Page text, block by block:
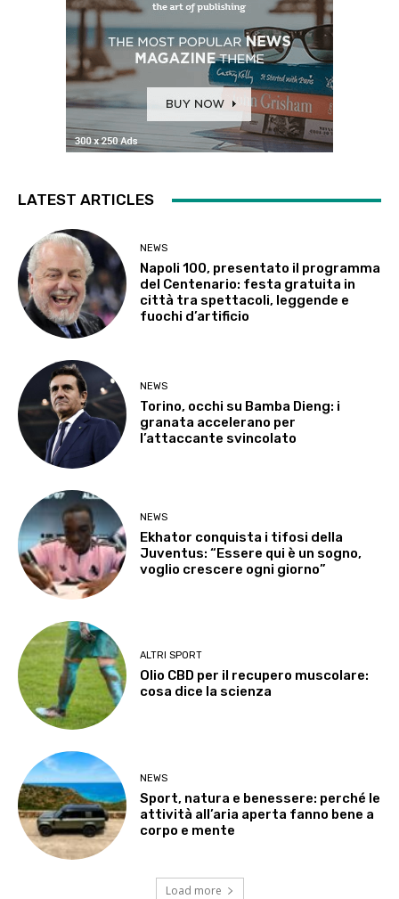
LATEST ARTICLES
NEWS
Napoli 100, presentato il programma
del Centenario: festa gratuita in
città tra spettacoli, leggende e
fuochi d’artificio
NEWS
Torino, occhi su Bamba Dieng: i
granata accelerano per
l’attaccante svincolato
NEWS
Ekhator conquista i tifosi della
Juventus: “Essere qui è un sogno,
voglio crescere ogni giorno”
ALTRI SPORT
Olio CBD per il recupero muscolare:
cosa dice la scienza
NEWS
Sport, natura e benessere: perché le
attività all’aria aperta fanno bene a
corpo e mente
Load more